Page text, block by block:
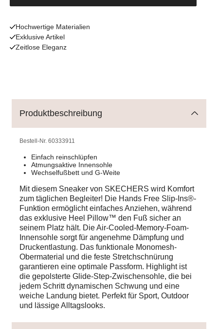
Hochwertige Materialien
Exklusive Artikel
Zeitlose Eleganz
Produktbeschreibung
Bestell-Nr. 60333911
Einfach reinschlüpfen
Atmungsaktive Innensohle
Wechselfußbett und G-Weite
Mit diesem Sneaker von SKECHERS wird Komfort
zum täglichen Begleiter! Die Hands Free Slip-Ins®-
Funktion ermöglicht einfaches Anziehen, während
das exklusive Heel Pillow™ den Fuß sicher an
seinem Platz hält. Die Air-Cooled-Memory-Foam-
Innensohle sorgt für angenehme Dämpfung und
Druckentlastung. Das funktionale Monomesh-
Obermaterial und die feste Stretchschnürung
garantieren eine optimale Passform. Highlight ist
die gepolsterte Glide-Step-Zwischensohle, die bei
jedem Schritt dynamischen Schwung und eine
weiche Landung bietet. Perfekt für Sport, Outdoor
und lässige Alltagslooks.